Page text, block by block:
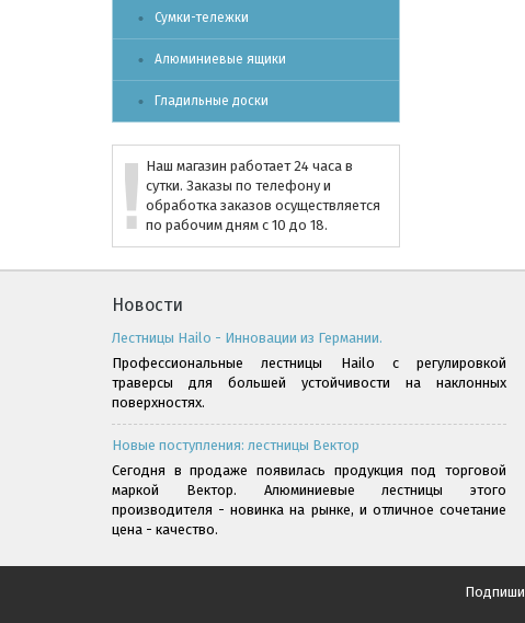
Сумки-тележки
Алюминиевые ящики
Гладильные доски
Наш магазин работает 24 часа в
сутки. Заказы по телефону и
обработка заказов осуществляется
по рабочим дням с 10 до 18.
Новости
Лестницы Hailo - Инновации из Германии.
Профессиональные лестницы Hailo с регулировкой
траверсы для большей устойчивости на наклонных
поверхностях.
Новые поступления: лестницы Вектор
Сегодня в продаже появилась продукция под торговой
маркой Вектор. Алюминиевые лестницы этого
производителя - новинка на рынке, и отличное сочетание
цена - качество.